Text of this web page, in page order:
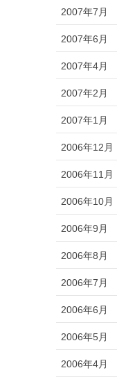
2007年7月
2007年6月
2007年4月
2007年2月
2007年1月
2006年12月
2006年11月
2006年10月
2006年9月
2006年8月
2006年7月
2006年6月
2006年5月
2006年4月